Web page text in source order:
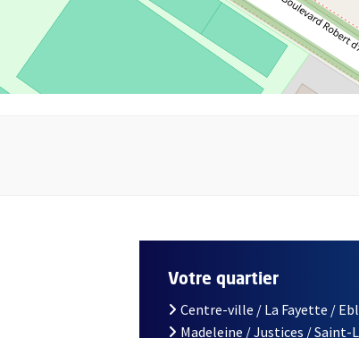
Votre quartier
Centre-ville / La Fayette /
Madeleine / Justices / Saint-